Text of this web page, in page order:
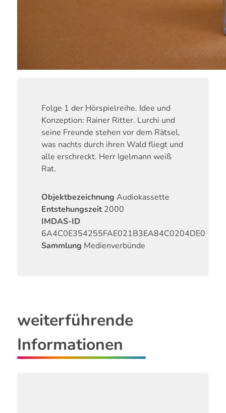
Folge 1 der Hörspielreihe. Idee und
Konzeption: Rainer Ritter. Lurchi und
seine Freunde stehen vor dem Rätsel,
was nachts durch ihren Wald fliegt und
alle erschreckt. Herr Igelmann weiß
Rat.
Objektbezeichnung Audiokassette
Entstehungszeit 2000
IMDAS-ID
6A4C0E354255FAE021B3EA84C0204DE0
Sammlung Medienverbünde
weiterführende
Informationen